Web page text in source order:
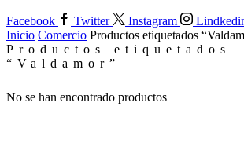
Facebook Twitter Instagram
Inicio Comercio Productos etiquetados
Productos etiquetados
“Valdamor”
No se han encontrado productos